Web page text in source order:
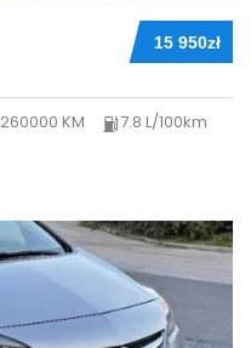
15 950zł
260000 KM 7.8 L/100km